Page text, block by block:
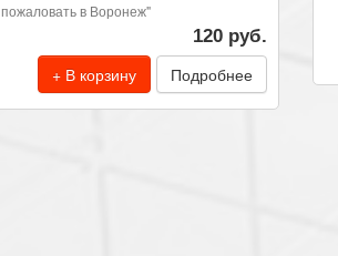
пожаловать в Воронеж"
120 руб.
+ В корзину Подробнее